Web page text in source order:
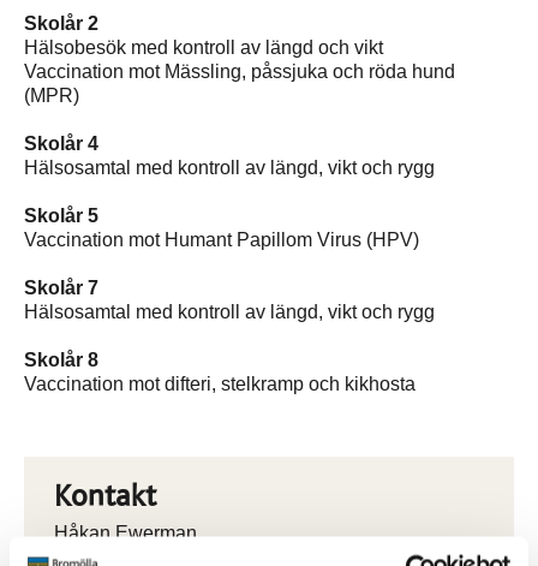
Skolår 2
Hälsobesök med kontroll av längd och vikt
Vaccination mot Mässling, påssjuka och röda hund
(MPR)
Skolår 4
Hälsosamtal med kontroll av längd, vikt och rygg
Skolår 5
Vaccination mot Humant Papillom Virus (HPV)
Skolår 7
Hälsosamtal med kontroll av längd, vikt och rygg
Skolår 8
Vaccination mot difteri, stelkramp och kikhosta
Kontakt
Håkan Ewerman
Elevhälsochef